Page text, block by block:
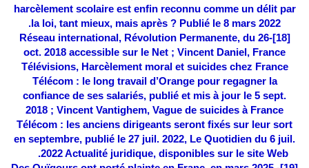
harcèlement scolaire est enfin reconnu comme un délit par
la loi, tant mieux, mais après ? Publié le 8 mars 2022.
[18]
-Réseau international, Révolution Permanente, du 26
oct. 2018 accessible sur le Net ; Vincent Daniel, France
Télévisions, Harcèlement moral et suicides chez France
Télécom : le long travail d’Orange pour regagner la
confiance de ses salariés, publié et mis à jour le 5 sept.
2018 ; Vincent Vantighem, Vague de suicides à France
Télécom : les anciens dirigeants seront fixés sur leur sort
en septembre, publié le 27 juil. 2022, Le Quotidien du 6 juil.
2022 Actualité juridique, disponibles sur le site Web.